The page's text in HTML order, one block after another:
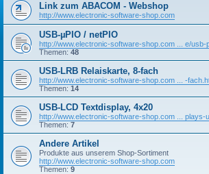
Link zum ABACOM - Webshop
http://www.electronic-software-shop.com
USB-µPIO / netPIO
http://www.electronic-software-shop.com ... e/usb-
Themen: 48
USB-LRB Relaiskarte, 8-fach
http://www.electronic-software-shop.com ... -
Themen: 14
USB-LCD Textdisplay, 4x20
http://www.electronic-software-shop.com ... plays-
Themen: 7
Andere Artikel
Produkte aus unserem Shop-Sortiment
http://www.electronic-software-shop.com
Themen: 9